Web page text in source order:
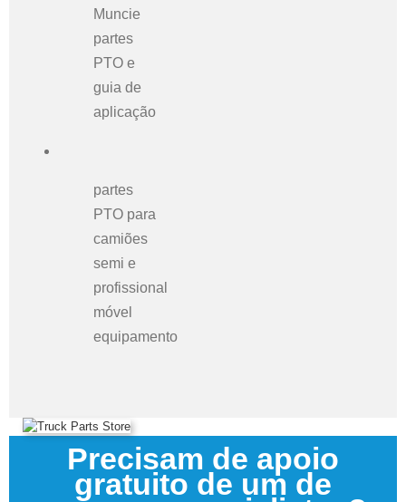
Muncie
partes
PTO e
guia de
aplicação
partes
PTO para
camiões
semie
profissional
móvel
equipamento
Precisam de apoio
gratuito de um de